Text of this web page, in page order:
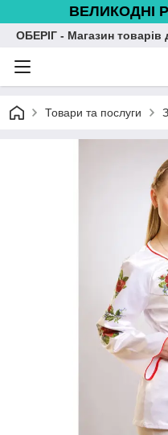
ВЕЛИКОДНІ
ОБЕРІГ - Магазин товарів
Товари та послуги